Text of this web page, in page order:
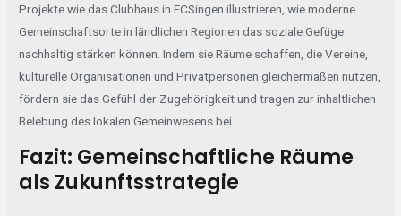
Projekte wie das Clubhaus in FCSingen illustrieren, wie moderne
Gemeinschaftsorte in ländlichen Regionen das soziale Gefüge
nachhaltig stärken können. Indem sie Räume schaffen, die Vereine,
kulturelle Organisationen und Privatpersonen gleichermaßen nutzen,
fördern sie das Gefühl der Zugehörigkeit und tragen zur inhaltlichen
Belebung des lokalen Gemeinwesens bei.
Fazit: Gemeinschaftliche Räume
als Zukunftsstrategie